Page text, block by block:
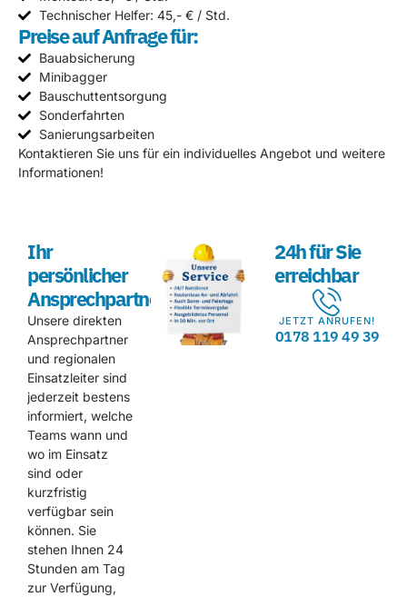
Technischer Helfer: 45,- € / Std.
Preise auf Anfrage für:
Bauabsicherung
Minibagger
Bauschuttentsorgung
Sonderfahrten
Sanierungsarbeiten
Kontaktieren Sie uns für ein individuelles Angebot und weitere
Informationen!
Ihr
persönlicher
Ansprechpartner
Unsere direkten
Ansprechpartner
und regionalen
Einsatzleiter sind
jederzeit bestens
informiert, welche
Teams wann und
wo im Einsatz
sind oder
kurzfristig
verfügbar sein
können. Sie
stehen Ihnen 24
Stunden am Tag
zur Verfügung,
24h für Sie
erreichbar
JETZT ANRUFEN!
0178 119 49 39